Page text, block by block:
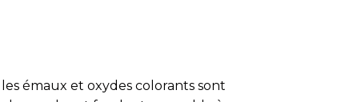
émaux et oxydes colorants sont